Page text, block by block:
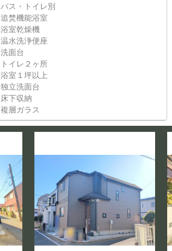
バス・トイレ別
追焚機能浴室
浴室乾燥機
温水洗浄便座
洗面台
トイレ２ヶ所
浴室１坪以上
独立洗面台
床下収納
複層ガラス